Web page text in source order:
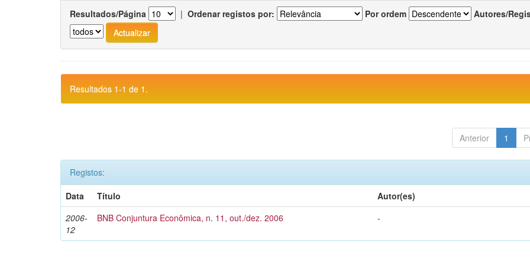
Resultados/Página | Ordenar registos por: Por ordem Autores/
Resultados 1-1 de 1.
Anterior 1
Registos:
Data
Título
Autor(es)
2006-
12
BNB Conjuntura Econômica, n. 11, out./dez. 2006 -